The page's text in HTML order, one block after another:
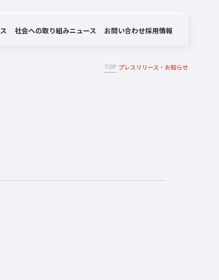
MOTEX/LANSCOPEのあゆみ
社会への取り組みニュース お問い合わせ採用情報
TOP プレスリリース・お知らせ